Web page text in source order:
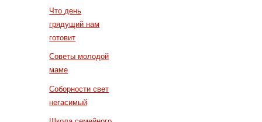
Что день
грядущий нам
готовит
Советы молодой
маме
Соборности свет
негасимый